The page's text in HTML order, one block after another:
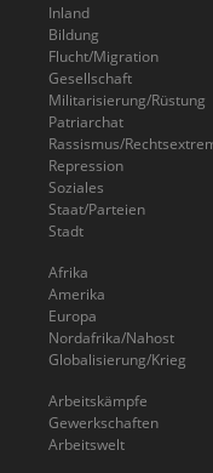
Inland
Bildung
Flucht/Migration
Gesellschaft
Militarisierung/Rüstung
Patriarchat
Rassismus/
Repression
Soziales
Staat/Parteien
Stadt
Afrika
Amerika
Europa
Nordafrika/Nahost
Globalisierung/Krieg
Arbeitskämpfe
Gewerkschaften
Arbeitswelt